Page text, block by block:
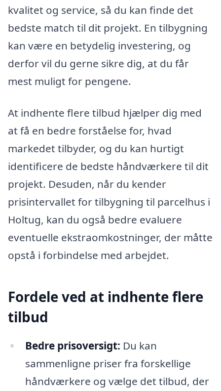
kvalitet og service, så du kan finde det
bedste match til dit projekt. En tilbygning
kan være en betydelig investering, og
derfor vil du gerne sikre dig, at du får
mest muligt for pengene.
At indhente flere tilbud hjælper dig med
at få en bedre forståelse for, hvad
markedet tilbyder, og du kan hurtigt
identificere de bedste håndværkere til dit
projekt. Desuden, når du kender
prisintervallet for tilbygning til parcelhus i
Holtug, kan du også bedre evaluere
eventuelle ekstraomkostninger, der måtte
opstå i forbindelse med arbejdet.
Fordele ved at indhente flere
tilbud
Bedre prisoversigt: Du kan
sammenligne priser fra forskellige
håndværkere og vælge det tilbud, der